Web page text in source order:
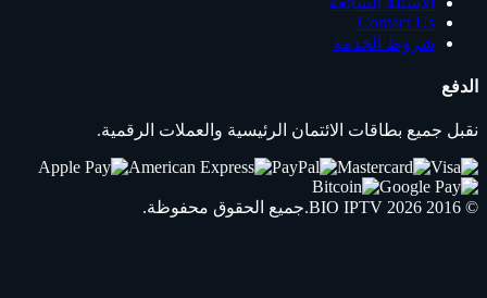
Contact Us
شروط الخدمة
الدفع
نقبل جميع بطاقات الائتمان الرئيسية والعملات الرقمية.
© 2016 2026
BIO IPTV .جميع الحقوق محفوظة.